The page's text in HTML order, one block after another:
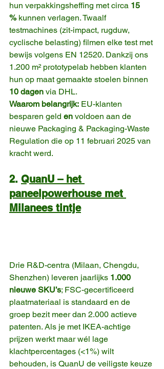
hun verpakkingsheffing met circa 15
% kunnen verlagen. Twaalf
testmachines (zit-impact, rugduw,
cyclische belasting) filmen elke test met
bewijs volgens EN 12520. Dankzij ons
1.200 m² prototypelab hebben klanten
hun op maat gemaakte stoelen binnen
10 dagen via DHL.
Waarom belangrijk: EU-klanten
besparen geld en voldoen aan de
nieuwe Packaging & Packaging-Waste
Regulation die op 11 februari 2025 van
kracht werd.
2. QuanU – het
paneelpowerhouse met
Milanees tintje
Drie R&D-centra (Milaan, Chengdu,
Shenzhen) leveren jaarlijks 1.000
nieuwe SKU’s; FSC-gecertificeerd
plaatmateriaal is standaard en de
groep bezit meer dan 2.000 actieve
patenten. Als je met IKEA-achtige
prijzen werkt maar wél lage
klachtpercentages (<1%) wilt
behouden, is QuanU de veiligste keuze